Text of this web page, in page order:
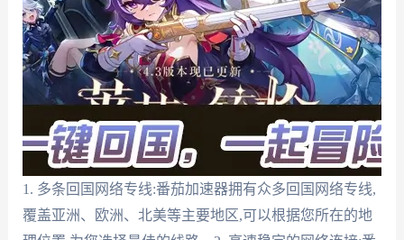
1. 多条回国网络专线:番茄加速器拥有众多回国网络专线,
覆盖亚洲、欧洲、北美等主要地区,可以根据您所在的地